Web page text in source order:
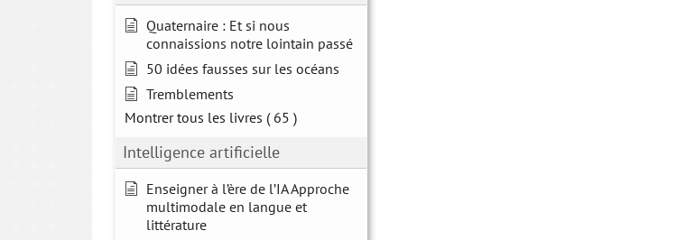
Quaternaire : Et si nous
connaissions notre lointain passé
50 idées fausses sur les océans
Tremblements
Montrer tous les livres ( 65 )
Intelligence artificielle
Enseigner à l’ère de l’IA Approche
multimodale en langue et
littérature